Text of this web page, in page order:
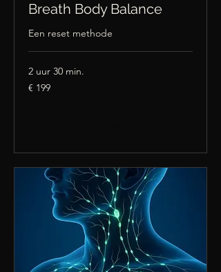
Breath Body Balance
Een reset methode
2 uur 30 min.
199
euro
€ 199